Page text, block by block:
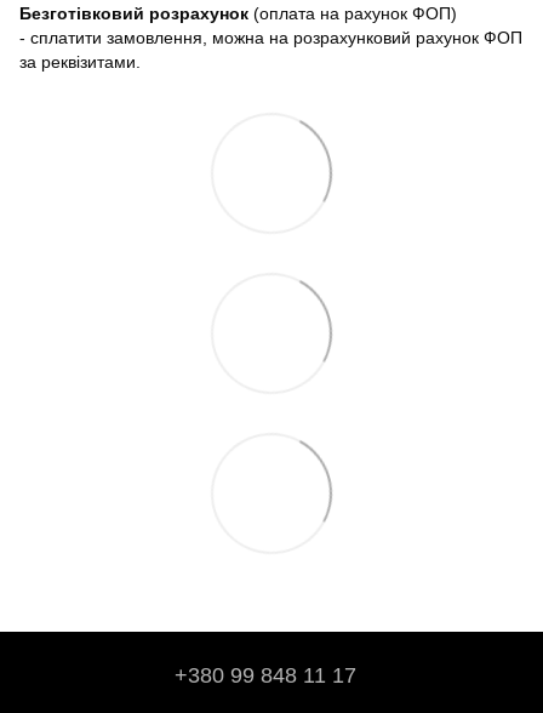
Безготівковий розрахунок (оплата на рахунок ФОП)
- сплатити замовлення, можна на розрахунковий рахунок ФОП
за реквізитами.
+380 99 848 11 17